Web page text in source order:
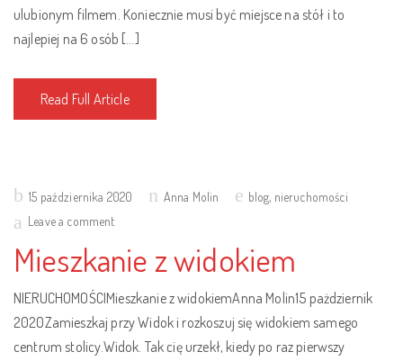
ulubionym filmem. Koniecznie musi być miejsce na stół i to
najlepiej na 6 osób […]
Read Full Article
Posted15 października 2020 Anna Molin blog, nieruchomości
Leave a comment
Mieszkanie z widokiem
NIERUCHOMOŚCIMieszkanie z widokiemAnna Molin15 pażdziernik
2020Zamieszkaj przy Widok i rozkoszuj się widokiem samego
centrum stolicy.Widok. Tak cię urzekł, kiedy po raz pierwszy